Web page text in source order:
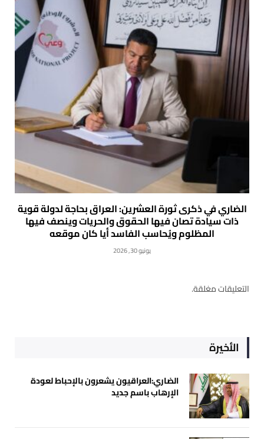
الضاري في ذكرى ثورة العشرين: العراق بحاجة لدولة قوية
ذات سيادة تصان فيها الحقوق والحريات وينصف فيها
المظلوم ويُحاسب الفاسد أيا كان موقعه
يونيو 30, 2026
التعليقات مغلقة.
الأخيرة
الضاري:العراقيون يشعرون بالإحباط لعودة
الإرهاب باسم جديد